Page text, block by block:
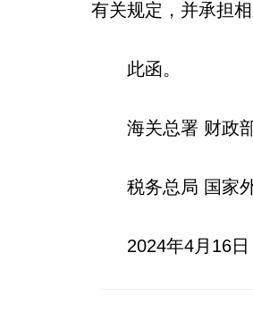
有关规定，并承担
此函。
海关总署 财政
税务总局 国家
2024年4月16日